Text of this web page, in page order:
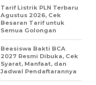
Tarif Listrik PLN Terbaru
Agustus 2026, Cek
Besaran Tarif untuk
Semua Golongan
Beasiswa Bakti BCA
2027 Resmi Dibuka, Cek
Syarat, Manfaat, dan
Jadwal Pendaftarannya